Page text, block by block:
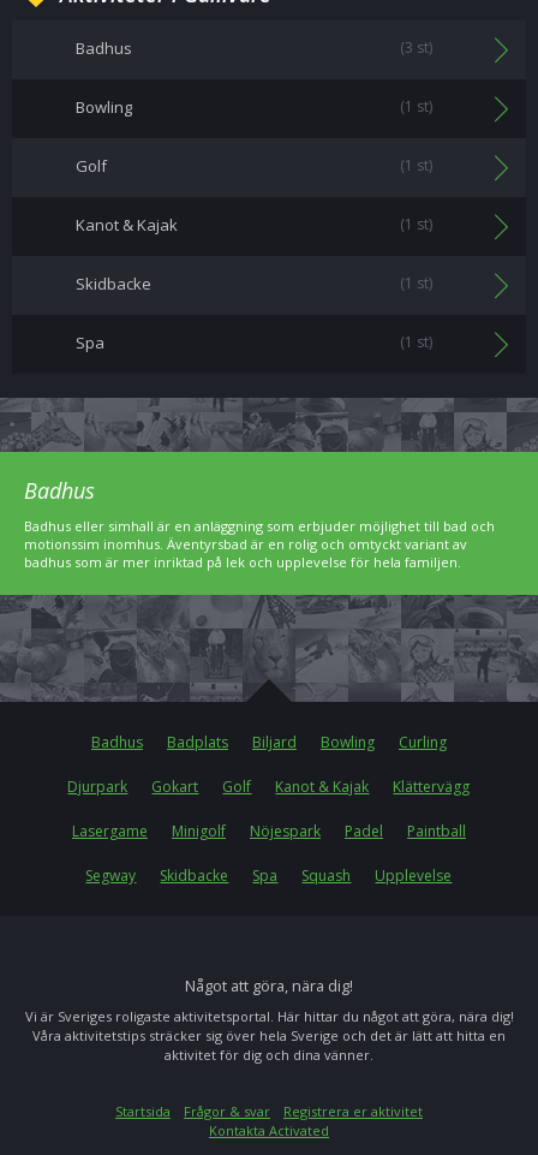
Badhus (3 st)
Bowling (1 st)
Golf (1 st)
Kanot & Kajak (1 st)
Skidbacke (1 st)
Spa (1 st)
Badhus
Badhus eller simhall är en anläggning som erbjuder möjlighet till bad och
motionssim inomhus. Äventyrsbad är en rolig och omtyckt variant av
badhus som är mer inriktad på lek och upplevelse för hela familjen.
Badhus Badplats Biljard Bowling Curling
Djurpark Gokart Golf Kanot & Kajak Klättervägg
Lasergame Minigolf Nöjespark Padel Paintball
Segway Skidbacke Spa Squash Upplevelse
Något att göra, nära dig!
Vi är Sveriges roligaste aktivitetsportal. Här hittar du något att göra, nära dig!
Våra aktivitetstips sträcker sig över hela Sverige och det är lätt att hitta en
aktivitet för dig och dina vänner.
Startsida Frågor & svar
Registrera er aktivitet
Kontakta Activated